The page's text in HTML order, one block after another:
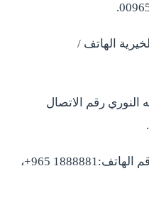
الهاتف /
النوري رقم الاتصال
رقم جوال فاعل خير كويتي: رقم الهاتف:1888881 965+،